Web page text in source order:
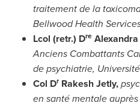
traitement de la
Bellwood Health
Lcol (retr.) Dre
Anciens Combattants
de psychiatrie,
Col Dr Rakesh Jetly,
en santé mentale